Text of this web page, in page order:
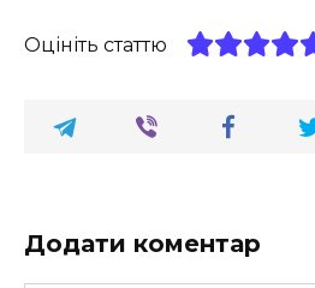
Оцініть статтю
Додати коментар